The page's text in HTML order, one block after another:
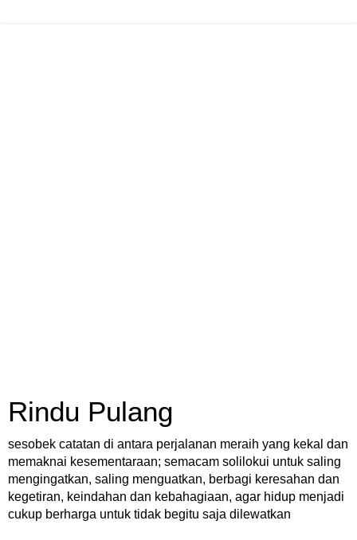
Rindu Pulang
sesobek catatan di antara perjalanan meraih yang kekal dan
memaknai kesementaraan; semacam solilokui untuk saling
mengingatkan, saling menguatkan, berbagi keresahan dan
kegetiran, keindahan dan kebahagiaan, agar hidup menjadi
cukup berharga untuk tidak begitu saja dilewatkan